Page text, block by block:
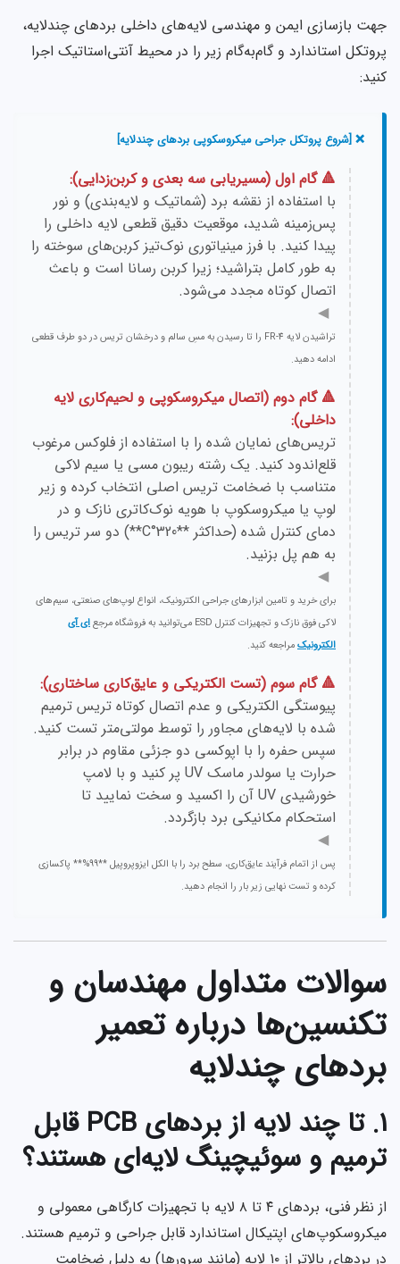
جهت بازسازی ایمن و مهندسی لایه‌های داخلی بردهای چندلایه،
پروتکل استاندارد و گام‌به‌گام زیر را در محیط آنتی‌استاتیک اجرا
کنید:
❌ [شروع پروتکل جراحی میکروسکوپی بردهای چندلایه]
🔺 گام اول (مسیریابی سه بعدی و کربن‌زدایی):
با استفاده از نقشه برد (شماتیک و لایه‌بندی) و نور
پس‌زمینه شدید، موقعیت دقیق قطعی لایه داخلی را
پیدا کنید. با فرز مینیاتوری نوک‌تیز کربن‌های سوخته را
به طور کامل بتراشید؛ زیرا کربن رسانا است و باعث
اتصال کوتاه مجدد می‌شود.
◀
تراشیدن لایه FR-4 را تا رسیدن به مسِ سالم و درخشان تریس در دو طرف قطعی
ادامه دهید.
🔺 گام دوم (اتصال میکروسکوپی و لحیم‌کاری لایه
داخلی):
تریس‌های نمایان شده را با استفاده از فلوکس مرغوب
قلع‌اندود کنید. یک رشته ریبون مسی یا سیم لاکی
متناسب با ضخامت تریس اصلی انتخاب کرده و زیر
لوپ یا میکروسکوپ با هویه نوک‌کاتری نازک و در
دمای کنترل شده (حداکثر **320°C**) دو سر تریس را
به هم پل بزنید.
◀
برای خرید و تامین ابزارهای جراحی الکترونیک، انواع لوپ‌های صنعتی، سیم‌های
لاکی فوق نازک و تجهیزات کنترل ESD می‌توانید به فروشگاه مرجع
ای آی
الکترونیکمراجعه کنید.
🔺 گام سوم (تست الکتریکی و عایق‌کاری ساختاری):
پیوستگی الکتریکی و عدم اتصال کوتاه تریس ترمیم
شده با لایه‌های مجاور را توسط مولتی‌متر تست کنید.
سپس حفره را با اپوکسی دو جزئی مقاوم در برابر
حرارت یا سولدر ماسک UV پر کنید و با لامپ
خورشیدی UV آن را اکسید و سخت نمایید تا
استحکام مکانیکی برد بازگردد.
◀
پس از اتمام فرآیند عایق‌کاری، سطح برد را با الکل ایزوپروپیل **99%** پاکسازی
کرده و تست نهایی زیر بار را انجام دهید.
سوالات متداول مهندسان و
تکنسین‌ها درباره تعمیر
بردهای چندلایه
۱. تا چند لایه از بردهای PCB قابل
ترمیم و سوئیچینگ لایه‌ای هستند؟
از نظر فنی، بردهای ۴ تا ۸ لایه با تجهیزات کارگاهی معمولی و
میکروسکوپ‌های اپتیکال استاندارد قابل جراحی و ترمیم هستند.
در بردهای بالاتر از ۱۰ لایه (مانند سرورها) به دلیل ضخامت